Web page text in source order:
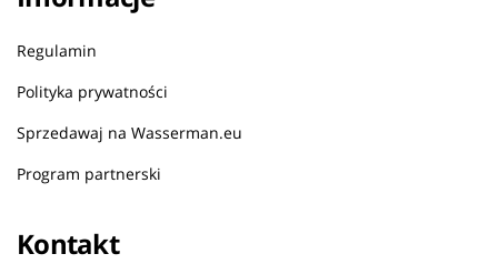
Regulamin
Polityka prywatności
Sprzedawaj na Wasserman.eu
Program partnerski
Kontakt